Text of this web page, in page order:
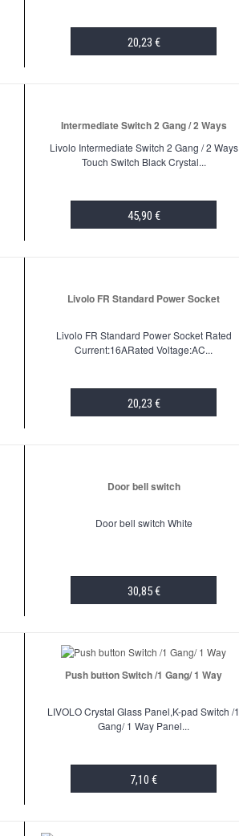
20,23 €
Intermediate Switch 2 Gang / 2 Ways
Livolo Intermediate Switch 2 Gang / 2 Ways
Touch Switch Black Crystal...
45,90 €
Livolo FR Standard Power Socket
Livolo FR Standard Power Socket Rated
Current:16ARated Voltage:AC...
20,23 €
Door bell switch
Door bell switch White
30,85 €
Push button Switch /1 Gang/ 1 Way
LIVOLO Crystal Glass Panel,K-pad Switch /1
Gang/ 1 Way Panel...
7,10 €